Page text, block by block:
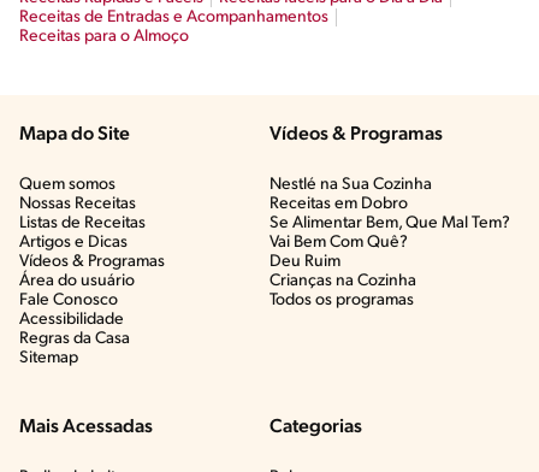
Receitas de Entradas e Acompanhamentos
Receitas para o Almoço
Mapa do Site
Quem somos
Nossas Receitas
Listas de Receitas​
Artigos e Dicas​
Vídeos & Programas​
Área do usuário
Fale Conosco
Acessibilidade
Regras da Casa
Sitemap
Vídeos & Programas​
Nestlé na Sua Cozinha
Receitas em Dobro
Se Alimentar Bem, Que Mal Tem?​
Vai Bem Com Quê?​
Deu Ruim​
Crianças na Cozinha​
Todos os programas
Mais Acessadas Categorias